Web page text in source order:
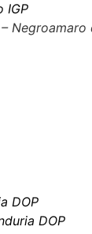
IGP
Negroamaro
DOP
DOP